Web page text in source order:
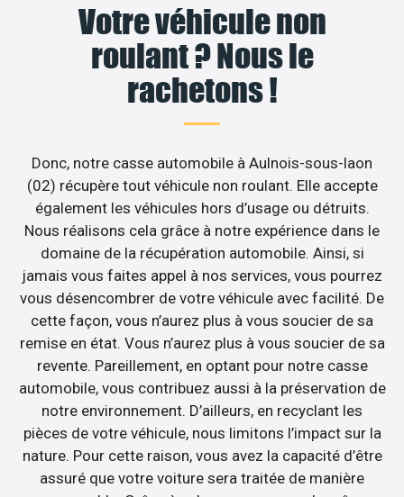
Votre véhicule non
roulant ? Nous le
rachetons !
Donc, notre casse automobile à Aulnois-sous-laon
(02) récupère tout véhicule non roulant. Elle accepte
également les véhicules hors d’usage ou détruits.
Nous réalisons cela grâce à notre expérience dans le
domaine de la récupération automobile. Ainsi, si
jamais vous faites appel à nos services, vous pourrez
vous désencombrer de votre véhicule avec facilité. De
cette façon, vous n’aurez plus à vous soucier de sa
remise en état. Vous n’aurez plus à vous soucier de sa
revente. Pareillement, en optant pour notre casse
automobile, vous contribuez aussi à la préservation de
notre environnement. D’ailleurs, en recyclant les
pièces de votre véhicule, nous limitons l’impact sur la
nature. Pour cette raison, vous avez la capacité d’être
assuré que votre voiture sera traitée de manière